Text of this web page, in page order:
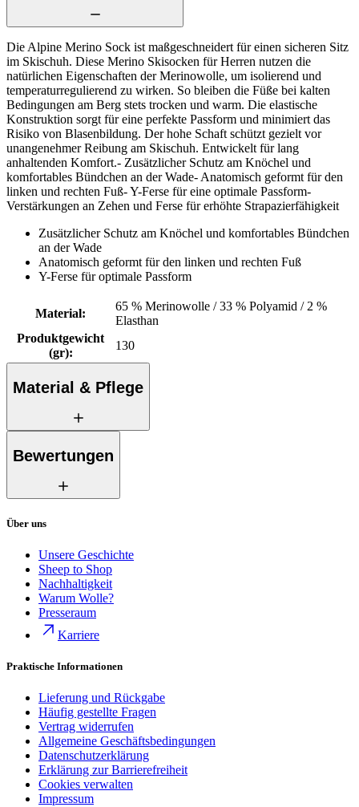
Die Alpine Merino Sock ist maßgeschneidert für einen sicheren Sitz
im Skischuh. Diese Merino Skisocken für Herren nutzen die
natürlichen Eigenschaften der Merinowolle, um isolierend und
temperaturregulierend zu wirken. So bleiben die Füße bei kalten
Bedingungen am Berg stets trocken und warm. Die elastische
Konstruktion sorgt für eine perfekte Passform und minimiert das
Risiko von Blasenbildung. Der hohe Schaft schützt gezielt vor
unangenehmer Reibung am Skischuh. Entwickelt für lang
anhaltenden Komfort.- Zusätzlicher Schutz am Knöchel und
komfortables Bündchen an der Wade- Anatomisch geformt für den
linken und rechten Fuß- Y-Ferse für eine optimale Passform-
Verstärkungen an Zehen und Ferse für erhöhte Strapazierfähigkeit
Zusätzlicher Schutz am Knöchel und komfortables Bündchen
an der Wade
Anatomisch geformt für den linken und rechten Fuß
Y-Ferse für optimale Passform
Material:
65 % Merinowolle / 33 % Polyamid / 2 %
Elasthan
Produktgewicht
(gr):
130
Material & Pflege
Bewertungen
Über uns
Unsere Geschichte
Sheep to Shop
Nachhaltigkeit
Warum Wolle?
Presseraum
Karriere
Praktische Informationen
Lieferung und Rückgabe
Häufig gestellte Fragen
Vertrag widerrufen
Allgemeine Geschäftsbedingungen
Datenschutzerklärung
Erklärung zur Barrierefreiheit
Cookies verwalten
Impressum